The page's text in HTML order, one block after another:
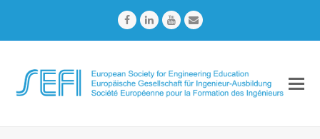
FacebookLinkedInYoutubeEmail